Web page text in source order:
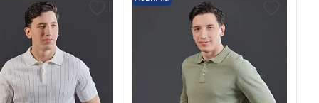
В корзину
размеров
В корзину
Таблица размеров
Размер одежды